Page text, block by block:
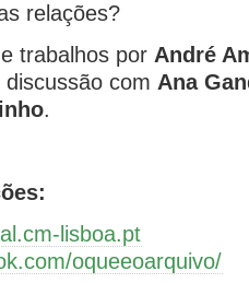
relações?
trabalhos por André
com Ana
.
lisboa.pt
oqueeoarquivo/